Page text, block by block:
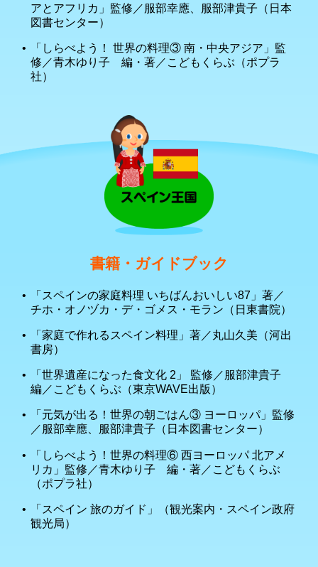
アとアフリカ」監修／服部幸應、服部津貴子（日本
図書センター）
「しらべよう！ 世界の料理③ 南・中央アジア」監
修／青木ゆり子 編・著／こどもくらぶ（ポプラ
社）
書籍・ガイドブック
「スペインの家庭料理 いちばんおいしい87」著／
チホ・オノヅカ・デ・ゴメス・モラン（日東書院）
「家庭で作れるスペイン料理」著／丸山久美（河出
書房）
「世界遺産になった食文化 2」 監修／服部津貴子
編／こどもくらぶ（東京WAVE出版）
「元気が出る！世界の朝ごはん③ ヨーロッパ」監修
／服部幸應、服部津貴子（日本図書センター）
「しらべよう！世界の料理⑥ 西ヨーロッパ 北アメ
リカ」監修／青木ゆり子 編・著／こどもくらぶ
（ポプラ社）
「スペイン 旅のガイド」（観光案内・スペイン政府
観光局）